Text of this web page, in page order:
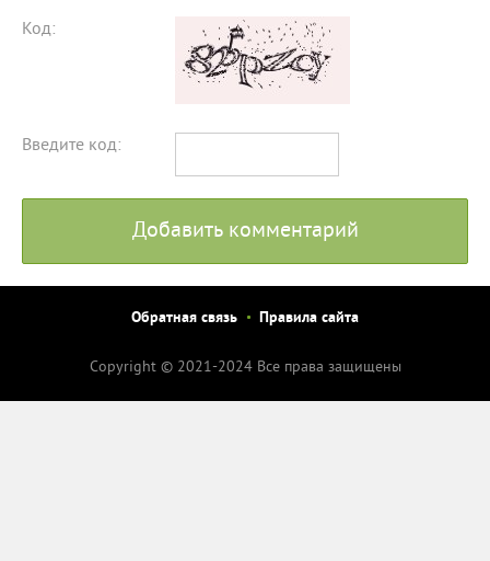
Код:
Введите код:
Добавить комментарий
Обратная связь Правила сайта
Copyright © 2021-2024 Все права защищены